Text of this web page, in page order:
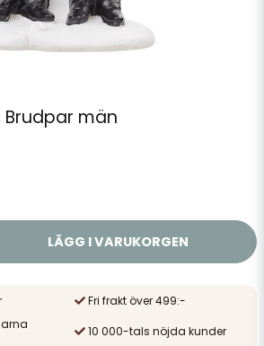
män
LÄGG I VARUKORGEN
Fri frakt över 499:-
10 000-tals nöjda kunder